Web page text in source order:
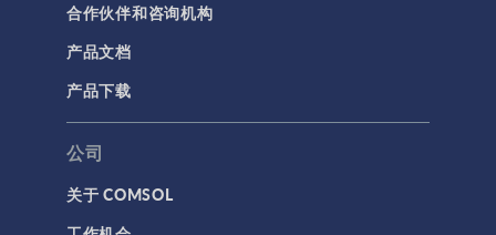
网格
集群计算和云计算
3D 打印
合作伙伴和咨询机构
产品文档
产品下载
公司
关于 COMSOL